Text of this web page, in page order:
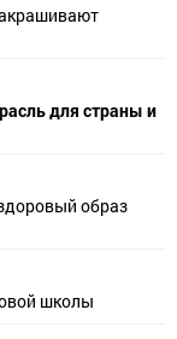
для страны и
образ
школы